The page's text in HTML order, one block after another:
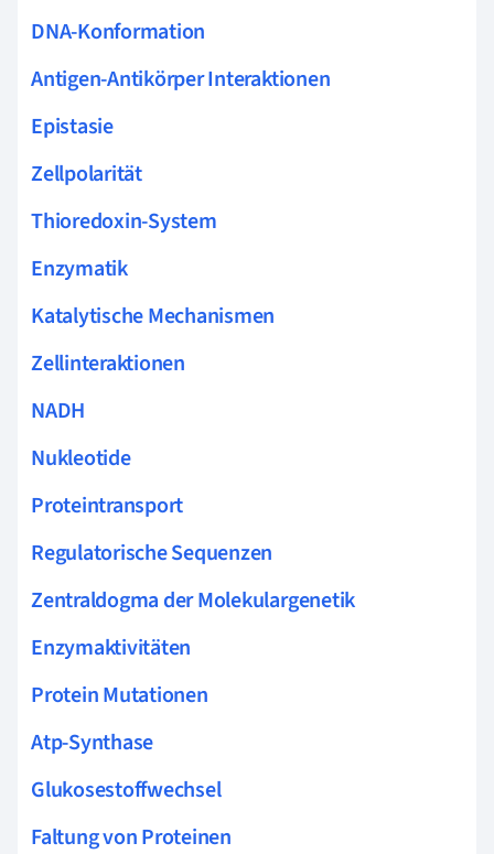
DNA-Konformation
Antigen-Antikörper Interaktionen
Epistasie
Zellpolarität
Thioredoxin-System
Enzymatik
Katalytische Mechanismen
Zellinteraktionen
NADH
Nukleotide
Proteintransport
Regulatorische Sequenzen
Zentraldogma der Molekulargenetik
Enzymaktivitäten
Protein Mutationen
Atp-Synthase
Glukosestoffwechsel
Faltung von Proteinen